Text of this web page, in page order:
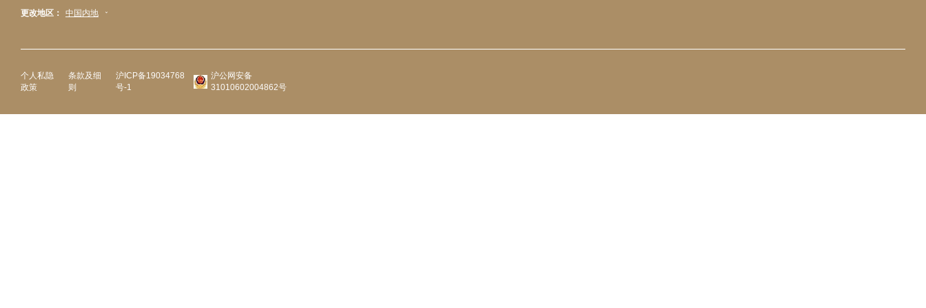
更改地区： 中国内地
个人私隐
政策
条款及细
则
沪ICP备19034768
号-1
沪公网安备
31010602004862号